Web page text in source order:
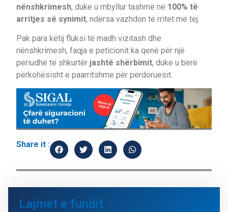
nënshkrimesh, duke u mbyllur tashmë në 100% të
arritjes së synimit, ndërsa vazhdon të rritet më tej.
Pak para këtij fluksi të madh vizitash dhe
nënshkrimesh, faqja e peticionit ka qenë për një
periudhë të shkurtër jashtë shërbimit, duke u bërë
përkohësisht e paarritshme për përdoruesit.
Share it :
Lajmet e fundit